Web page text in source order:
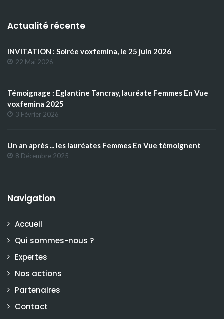
Actualité récente
INVITATION : Soirée voxfemina, le 25 juin 2026
22 Mai 2026
Témoignage : Eglantine Tancray, lauréate Femmes En Vue
voxfemina 2025
3 Février 2026
Un an après ... les lauréates Femmes En Vue témoignent
8 Décembre 2025
Navigation
Accueil
Qui sommes-nous ?
Expertes
Nos actions
Partenaires
Contact